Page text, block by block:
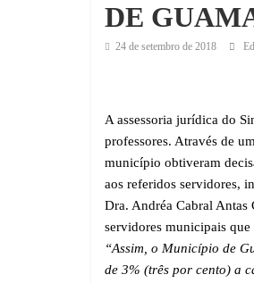
DE
24 de setembro de 2018
A assessoria jurídica do
professores. Através de
município obtiveram
aos referidos servidores,
Dra. Andréa Cabral
servidores municipais que
“Assim, o Município de
de 3% (três por cento) a